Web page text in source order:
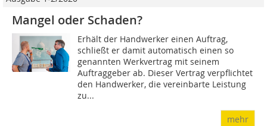
Mangel oder Schaden?
Erhält der Handwerker einen Auftrag,
schließt er damit automatisch einen so
genannten Werkvertrag mit seinem
Auftraggeber ab. Dieser Vertrag verpflichtet
den Handwerker, die vereinbarte Leistung
zu...
mehr